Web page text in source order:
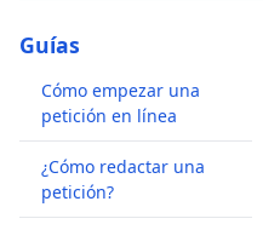
Guías
Cómo empezar una
petición en línea
¿Cómo redactar una
petición?